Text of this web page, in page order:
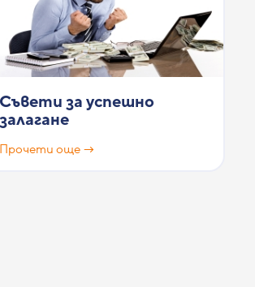
Съвети за успешно
залагане
Прочети още →